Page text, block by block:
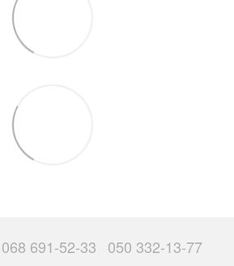
068 691-52-33 050 332-13-77